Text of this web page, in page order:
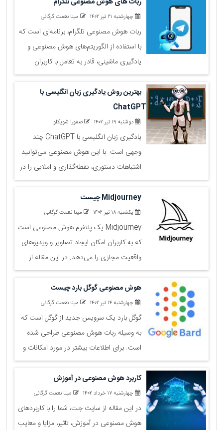
مصنوعی آشنا شوید.
چهارشنبه ۲۱ تیر ۱۴۰۲ مینا نعمت گرگانی
ربات‌ هوش مصنوعی تلگرام، برنامه‌ای است که
با استفاده از الگوریتم‌های هوش مصنوعی و
یادگیری ماشینی، قادر به تعامل با کاربران
تلگرام است و می‌تواند وظایف مختلفی را
انجام دهد.در این مقاله از سایت جت، شما را
با بهترین ربات‌ های هوش مصنوعی تلگرام آشنا
خواهیم کرد.
بهترین روش یادگیری زبان انگلیسی با
ChatGPT
دوشنبه ۱۹ تیر ۱۴۰۲ صفورا شویکلو
یادگیری زبان انگلیسی با ChatGPT چند
وجهی است. با این هوش مصنوعی می‌توانید
اشتباهات دستوری، نقطه‌گذاری و املایی را در
جمله یا متن خود بررسی و تصحیح کنید. در
این مقاله ۵ روش یادگیری زبان را به شما
معرفی می‌کنیم
Midjourney چیست
یکشنبه ۱۸ تیر ۱۴۰۲ مینا نعمت گرگانی
Midjourney یک پلتفرم هوش مصنوعی است
که به کاربران امکان ایجاد تصاویر و ویدیوهای
واقعیت مجازی را می‌دهد. در این مقاله از
سایت جت با ما همراه باشید تا بیشتر با این
برنامه هوش مصنوعی آشنا شوید.
هوش مصنوعی گوگل بارد چیست
چهارشنبه ۱۴ تیر ۱۴۰۲ مینا نعمت گرگانی
گوگل بارد یک سرویس جدید از گوگل است که
به وسیله ربات هوش مصنوعی طراحی شده
است. برای اطلاعات بیشتر در مورد امکانات و
کاربردهای این سرویس، با این مقاله از سایت
جت همراه باشید.
کاربرد هوش مصنوعی در آموزش
چهارشنبه ۱۷ خرداد ۱۴۰۲ مینا نعمت گرگانی
در این مقاله از سایت جت، شما را با کاربردهای
هوش مصنوعی در آموزش، تاثیر، مزایا و معایب